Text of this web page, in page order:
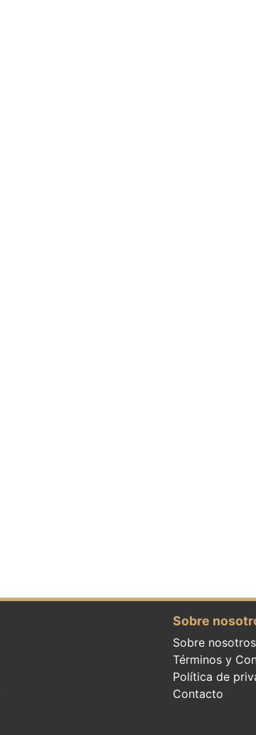
Sobre
Sobre nosotros
Términos y
Política de
Contacto